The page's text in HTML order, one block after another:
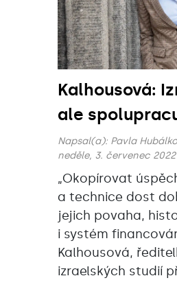
Kalhousová:
ale
Napsal(a): Pavla
neděle, 3. červenec
„Okopírovat
a technice dost
jejich povaha,
i systém
Kalhousová,
izraelských studií